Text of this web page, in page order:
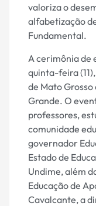
valoriza o
alfabetização
Fundamental.
A cerimônia de
quinta-feira
de Mato Grosso
Grande. O
professores,
comunidade
governador
Estado de
Undime, além
Educação de
Cavalcante, a